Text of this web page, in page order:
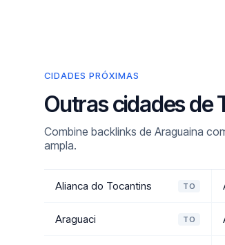
CIDADES PRÓXIMAS
Outras cidades
Combine backlinks de Araguaina
ampla.
Alianca do Tocantins TO
Araguaci TO